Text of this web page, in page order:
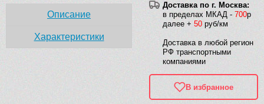
Доставка по г. Москва:
в пределах МКАД - 700р
далее + 50 руб/км
Доставка в любой регион
РФ транспортными
компаниями
В избранное
Описание
Характеристики